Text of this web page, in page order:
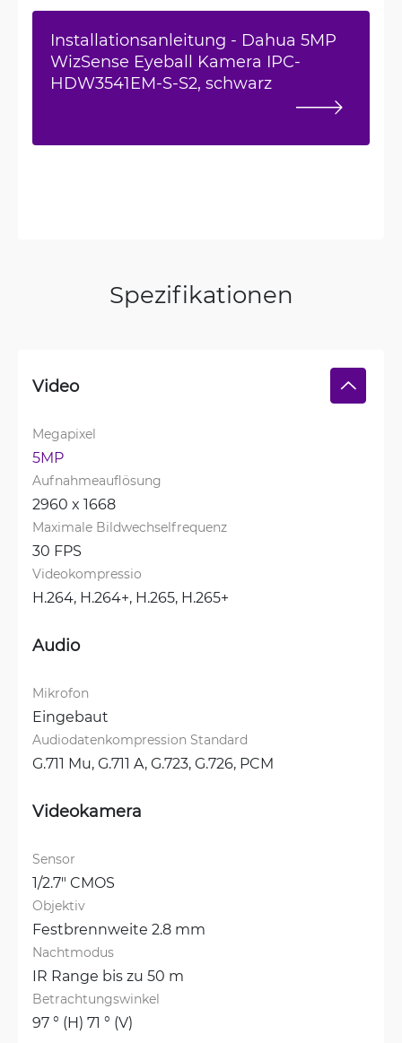
Installationsanleitung - Dahua 5MP
WizSense Eyeball Kamera IPC-
HDW3541EM-S-S2, schwarz
Spezifikationen
Video
Megapixel
5MP
Aufnahmeauflösung
2960 x 1668
Maximale Bildwechselfrequenz
30 FPS
Videokompressio
H.264, H.264+, H.265, H.265+
Audio
Mikrofon
Eingebaut
Audiodatenkompression Standard
G.711 Mu, G.711 A, G.723, G.726, PCM
Videokamera
Sensor
1/2.7" CMOS
Objektiv
Festbrennweite 2.8 mm
Nachtmodus
IR Range bis zu 50 m
Betrachtungswinkel
97 ° (H) 71 ° (V)